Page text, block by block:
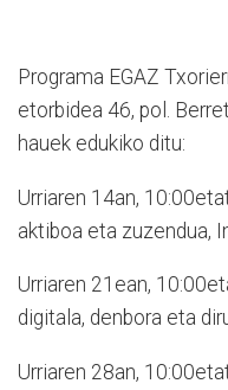
Programa EGAZ
etorbidea 46, pol.
hauek edukiko ditu:
Urriaren 14an,
aktiboa eta zuzendua,
Urriaren 21ean,
digitala, denbora eta
Urriaren 28an,